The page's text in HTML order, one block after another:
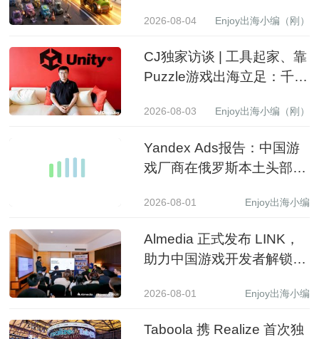
2026-08-04 Enjoy出海小编（刚）
CJ独家访谈 | 工具起家、靠
Puzzle游戏出海立足：千万
2026-08-03 Enjoy出海小编（刚）
Yandex Ads报告：中国游
戏厂商在俄罗斯本土头部应
2026-08-01 Enjoy出海小编
Almedia 正式发布 LINK，
助力中国游戏开发者解锁收
2026-08-01 Enjoy出海小编
Taboola 携 Realize 首次独